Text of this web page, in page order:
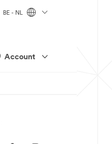
Account
BE - NL